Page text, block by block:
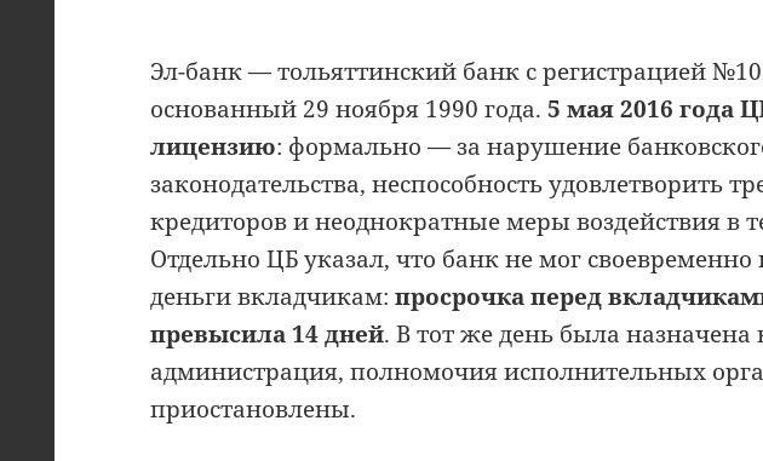
Эл-банк — тольяттинский банк с регистрацией
основанный 29 ноября 1990 года.5 мая 2016 года
лицензию: формально — за нарушение
законодательства, неспособность удовлетворить
кредиторов и неоднократные меры воздействия в
Отдельно ЦБ указал, что банк не мог своевременно
деньги вкладчикам:просрочка перед
превысила 14 дней. В тот же день была назначена
администрация, полномочия исполнительных
приостановлены.